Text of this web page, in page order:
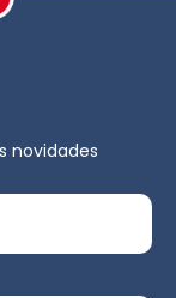
novidades